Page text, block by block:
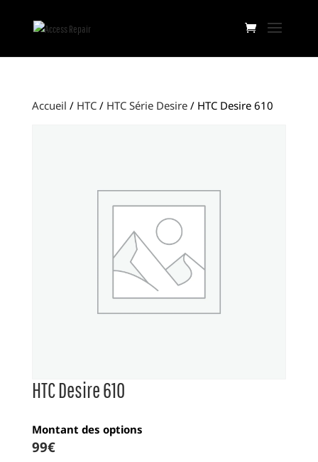
Accueil / HTC/ HTC Série Desire/ HTC Desire 610
HTC Desire 610
Montant des options
99€